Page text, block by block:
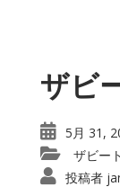
ザビ
5月 31,
ザビー
投稿者